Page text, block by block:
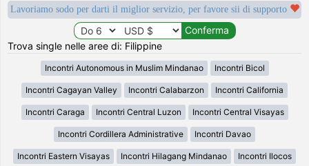
Lavoriamo sodo per darti il miglior servizio, per favore sii di supporto
Trova single nelle aree di: Filippine
Incontri Autonomous in Muslim Mindanao Incontri Bicol
Incontri Cagayan Valley Incontri Calabarzon Incontri California
Incontri Caraga Incontri Central Luzon Incontri Central Visayas
Incontri Cordillera Administrative Incontri Davao
Incontri Eastern Visayas Incontri Hilagang Mindanao Incontri Ilocos